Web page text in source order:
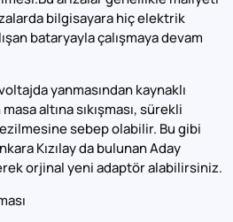
bilgisayara hiç elektrik
bataryayla çalışmaya devam
yanmasından kaynaklı
altına sıkışması, sürekli
sebep olabilir. Bu gibi
Kızılay da bulunan Aday
orjinal yeni adaptör alabilirsiniz.